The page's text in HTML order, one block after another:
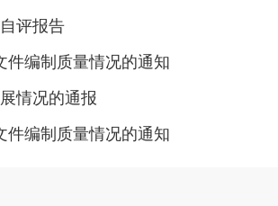
评报告
件编制质量情况的通知
情况的通报
件编制质量情况的通知